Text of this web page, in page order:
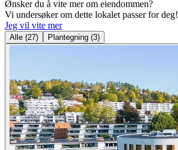
Ønsker du å vite mer om eiendommen?
Vi undersøker om dette lokalet passer for deg!
Jeg vil vite mer
Alle (27) Plantegning (3)